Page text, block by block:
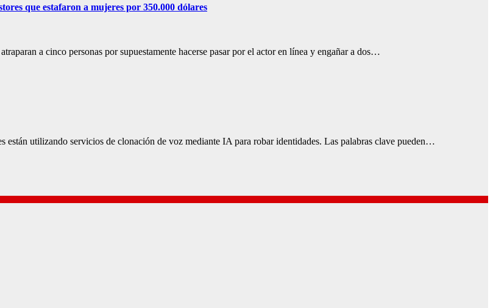
que estafaron a mujeres por 350.000 dólares
a cinco personas por supuestamente hacerse pasar por el actor en línea y engañar a dos…
están utilizando servicios de clonación de voz mediante IA para robar identidades. Las palabras clave pueden…